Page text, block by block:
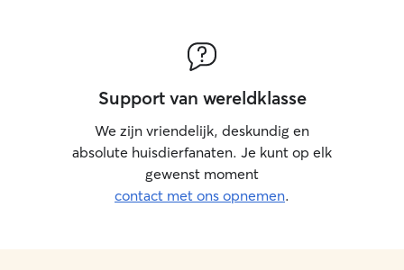
Support van wereldklasse
We zijn vriendelijk, deskundig en
absolute huisdierfanaten. Je kunt op elk
gewenst moment
contact met ons opnemen.